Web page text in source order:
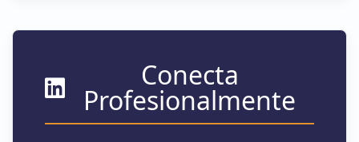
Conecta
Profesionalmente